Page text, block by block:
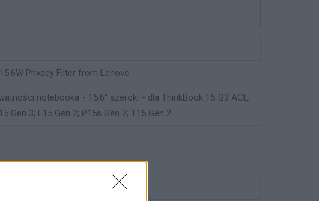
Privacy Filter from Lenovo
notebooka - 15,6" szeroki - dla ThinkBook 15 G3 ACL;
Gen 3; L15 Gen 2; P15s Gen 2; T15 Gen 2